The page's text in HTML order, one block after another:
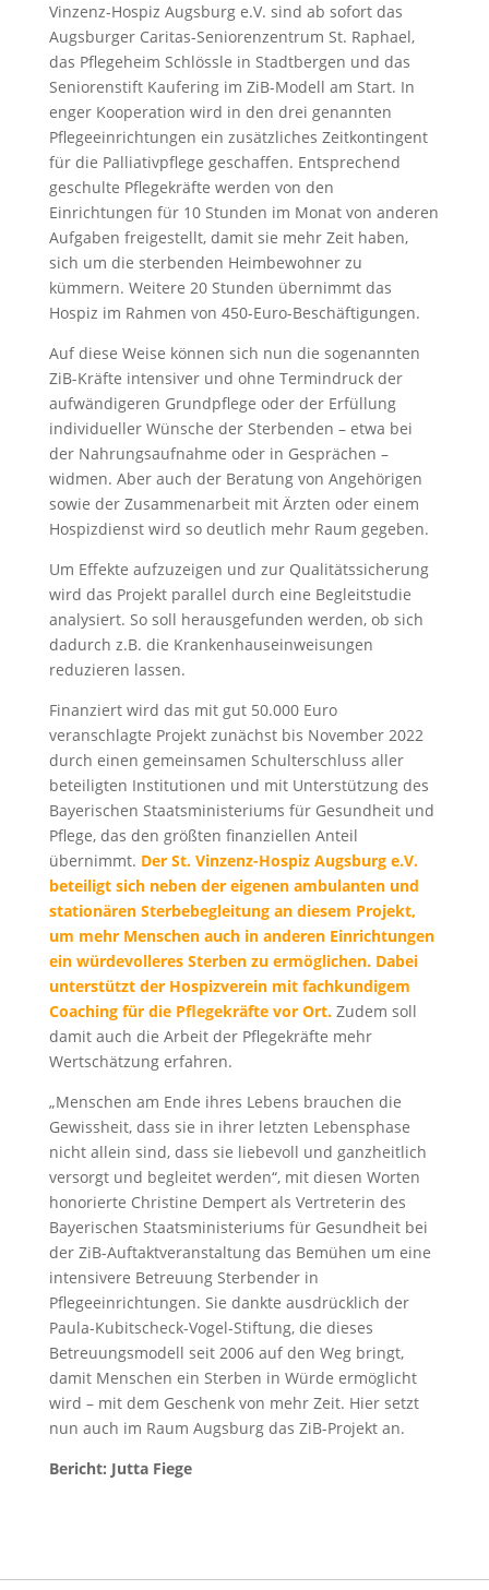
Vinzenz-Hospiz Augsburg e.V. sind ab sofort das
Augsburger Caritas-Seniorenzentrum St. Raphael,
das Pflegeheim Schlössle in Stadtbergen und das
Seniorenstift Kaufering im ZiB-Modell am Start. In
enger Kooperation wird in den drei genannten
Pflegeeinrichtungen ein zusätzliches Zeitkontingent
für die Palliativpflege geschaffen. Entsprechend
geschulte Pflegekräfte werden von den
Einrichtungen für 10 Stunden im Monat von anderen
Aufgaben freigestellt, damit sie mehr Zeit haben,
sich um die sterbenden Heimbewohner zu
kümmern. Weitere 20 Stunden übernimmt das
Hospiz im Rahmen von 450-Euro-Beschäftigungen.
Auf diese Weise können sich nun die sogenannten
ZiB-Kräfte intensiver und ohne Termindruck der
aufwändigeren Grundpflege oder der Erfüllung
individueller Wünsche der Sterbenden – etwa bei
der Nahrungsaufnahme oder in Gesprächen –
widmen. Aber auch der Beratung von Angehörigen
sowie der Zusammenarbeit mit Ärzten oder einem
Hospizdienst wird so deutlich mehr Raum gegeben.
Um Effekte aufzuzeigen und zur Qualitätssicherung
wird das Projekt parallel durch eine Begleitstudie
analysiert. So soll herausgefunden werden, ob sich
dadurch z.B. die Krankenhauseinweisungen
reduzieren lassen.
Finanziert wird das mit gut 50.000 Euro
veranschlagte Projekt zunächst bis November 2022
durch einen gemeinsamen Schulterschluss aller
beteiligten Institutionen und mit Unterstützung des
Bayerischen Staatsministeriums für Gesundheit und
Pflege, das den größten finanziellen Anteil
übernimmt. Der St. Vinzenz-Hospiz Augsburg e.V.
beteiligt sich neben der eigenen ambulanten und
stationären Sterbebegleitung an diesem Projekt,
um mehr Menschen auch in anderen Einrichtungen
ein würdevolleres Sterben zu ermöglichen. Dabei
unterstützt der Hospizverein mit fachkundigem
Coaching für die Pflegekräfte vor Ort. Zudem soll
damit auch die Arbeit der Pflegekräfte mehr
Wertschätzung erfahren.
„Menschen am Ende ihres Lebens brauchen die
Gewissheit, dass sie in ihrer letzten Lebensphase
nicht allein sind, dass sie liebevoll und ganzheitlich
versorgt und begleitet werden“, mit diesen Worten
honorierte Christine Dempert als Vertreterin des
Bayerischen Staatsministeriums für Gesundheit bei
der ZiB-Auftaktveranstaltung das Bemühen um eine
intensivere Betreuung Sterbender in
Pflegeeinrichtungen. Sie dankte ausdrücklich der
Paula-Kubitscheck-Vogel-Stiftung, die dieses
Betreuungsmodell seit 2006 auf den Weg bringt,
damit Menschen ein Sterben in Würde ermöglicht
wird – mit dem Geschenk von mehr Zeit. Hier setzt
nun auch im Raum Augsburg das ZiB-Projekt an.
Bericht: Jutta Fiege